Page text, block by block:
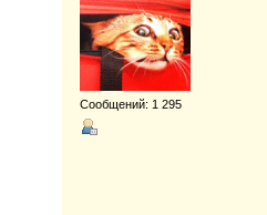
Сообщений: 1 295